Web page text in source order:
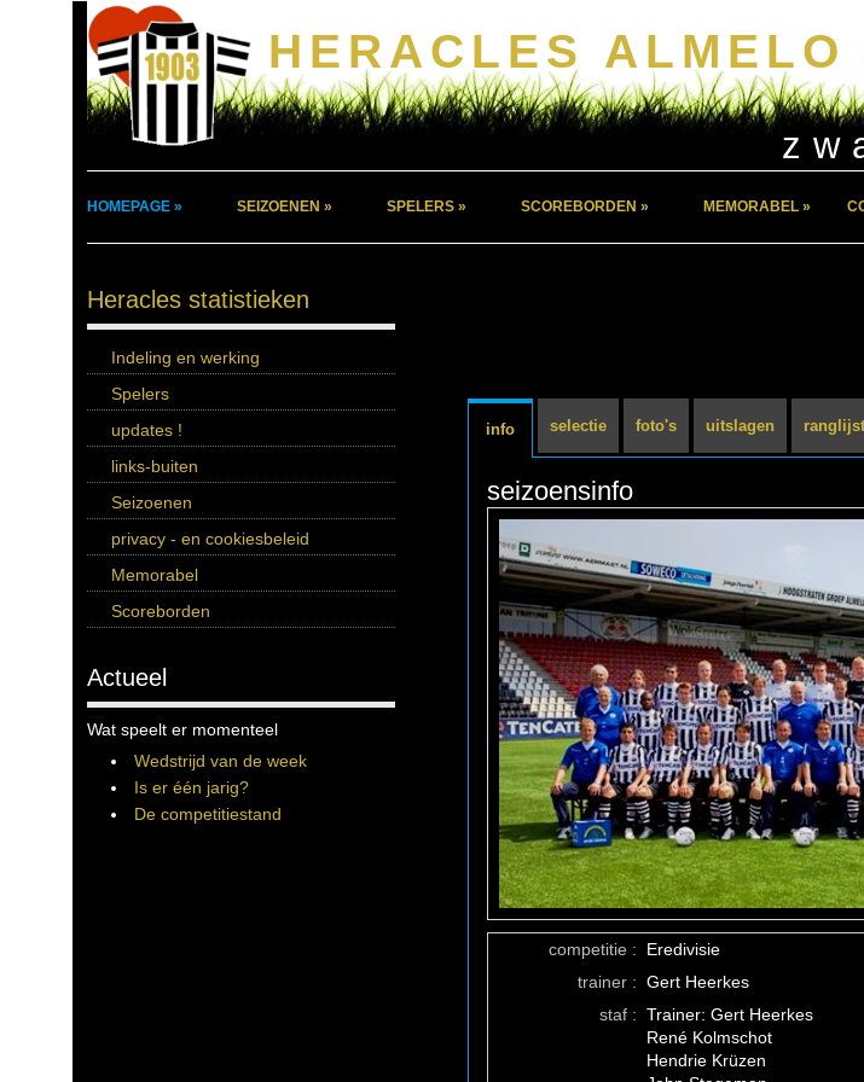
HERACLES ALMELO
HOMEPAGE » SEIZOENEN » SPELERS » SCOREBORDEN » MEMORABEL »
Heracles statistieken
Indeling en werking
Spelers
updates !
links-buiten
Seizoenen
privacy - en cookiesbeleid
Memorabel
Scoreborden
Actueel
Wat speelt er momenteel
Wedstrijd van de week
Is er één jarig?
De competitiestand
info selectie foto's uitslagen ranglijst
seizoensinfo
competitie :
Eredivisie
trainer : Gert Heerkes
staf : Trainer: Gert Heerkes
René Kolmschot
Hendrie Krüzen